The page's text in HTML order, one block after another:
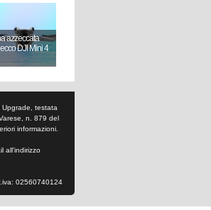
azzeccata
DJI Mini 4
Upgrade, testata
n. 879 del
informazioni
all'indirizzo
02560740124